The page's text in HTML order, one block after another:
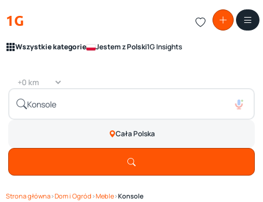
1G
Wszystkie kategorie Jestem z Polski1G Insights
Cała Polska
Strona główna›Dom i Ogród ›Meble›Konsole